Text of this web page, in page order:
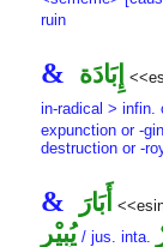
ruin
& إِبَادَة
in-radical > infin.
expunction or -
destruction or -
& أَبَارَ
يُبِيْر / jus. inta.